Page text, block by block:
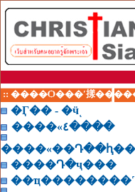
:: ����Ѻ���ʹ㨾
�Ӷ�� - �ӵͺ
����«٤����
����Դ�ҷ���
��ҵ��������˹